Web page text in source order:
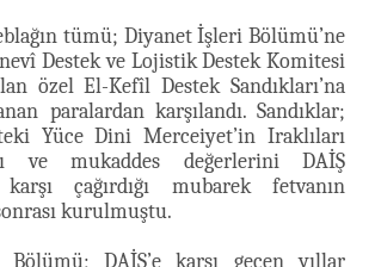
tümü; Diyanet İşleri Bölümü’ne
Destek ve Lojistik Destek Komitesi
özel El-Kefîl Destek Sandıkları’na
paralardan karşılandı. Sandıklar;
Yüce Dini Merceiyet’in Iraklıları
ve mukaddes değerlerini DAİŞ
çağırdığı mubarek fetvanın
kurulmuştu.
DAİŞ’e karşı geçen yıllar